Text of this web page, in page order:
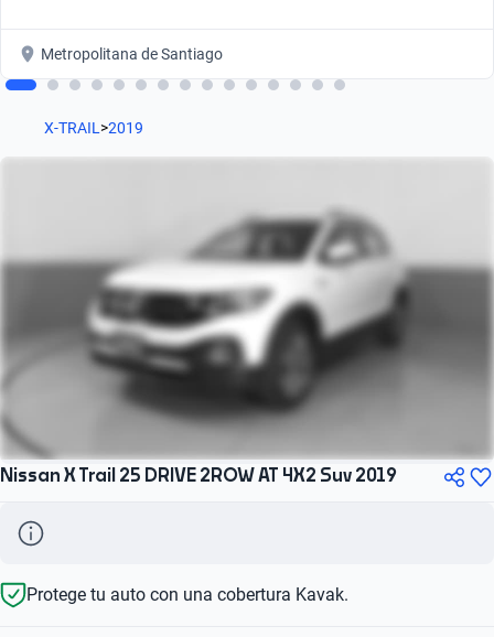
Metropolitana de Santiago
X-TRAIL >2019
Nissan X Trail 25 DRIVE 2ROW AT 4X2 Suv 2019
Protege tu auto con una cobertura Kavak.